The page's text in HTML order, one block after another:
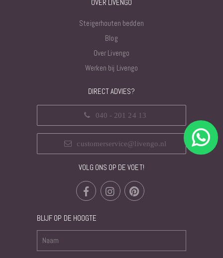
OVER LIVENGO
Steigerhouten bedden
Blog
Over Livengo
Werken bij Livengo
DIRECT ADVIES?
040 - 201 24 13
customerservice@livengo.nl
VOLG ONS OP DE VOET!
BLIJF OP DE HOOGTE